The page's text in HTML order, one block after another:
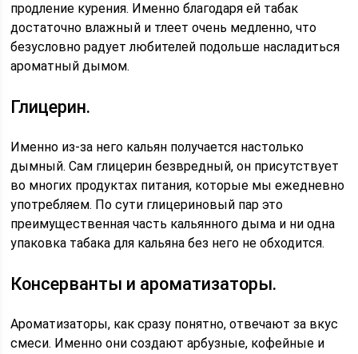
продление курения. Именно благодаря ей табак
достаточно влажный и тлеет очень медленно, что
безусловно радует любителей подольше насладиться
ароматный дымом.
Глицерин.
Именно из-за него кальян получается настолько
дымный. Сам глицерин безвредный, он присутствует
во многих продуктах питания, которые мы ежедневно
употребляем. По сути глицериновый пар это
преимущественная часть кальянного дыма и ни одна
упаковка табака для кальяна без него не обходится.
Консерванты и ароматизаторы.
Ароматизаторы, как сразу понятно, отвечают за вкус
смеси. Именно они создают арбузные, кофейные и